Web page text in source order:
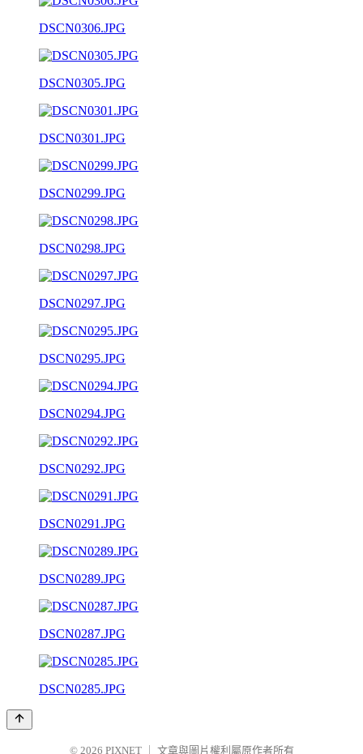
DSCN0306.JPG
DSCN0305.JPG
DSCN0301.JPG
DSCN0299.JPG
DSCN0298.JPG
DSCN0297.JPG
DSCN0295.JPG
DSCN0294.JPG
DSCN0292.JPG
DSCN0291.JPG
DSCN0289.JPG
DSCN0287.JPG
DSCN0285.JPG
© 2026 PIXNET 文章與圖片權利屬原作者所有